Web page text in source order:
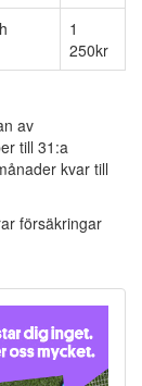
1
250kr
av
till 31:a
kvar till
försäkringar